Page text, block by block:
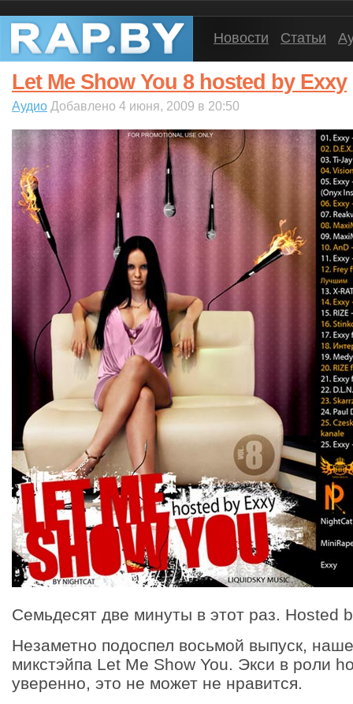
Новости Статьи
Let Me Show You 8 hosted by Exxy
Аудио Добавлено 4 июня, 2009 в 20:50
Семьдесят две минуты в этот раз. Hosted
Незаметно подоспел восьмой выпуск,
микстэйпа Let Me Show You. Экси в роли
уверенно, это не может не нравится.